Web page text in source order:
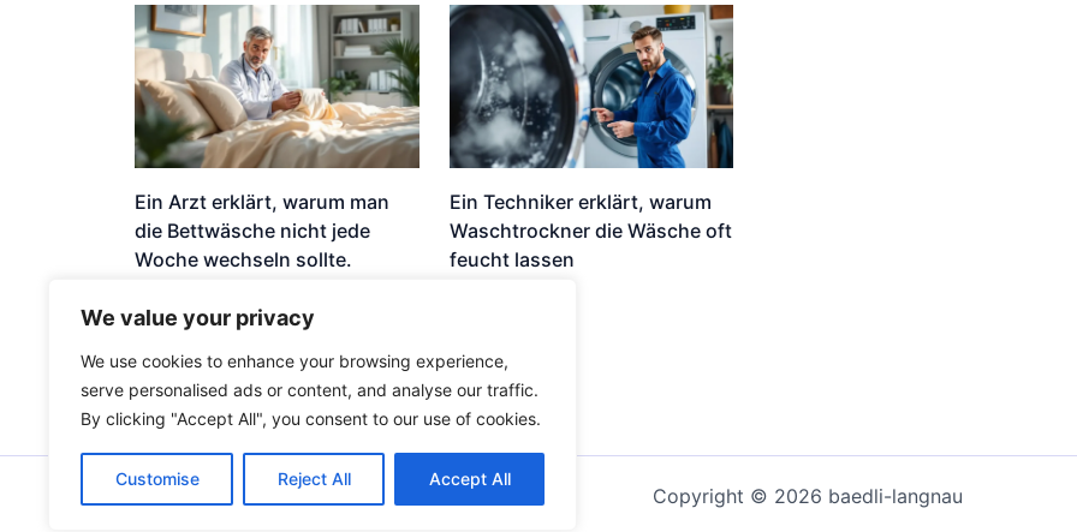
We value your privacy
We use cookies to enhance your browsing experience,
serve personalised ads or content, and analyse our traffic.
By clicking "Accept All", you consent to our use of cookies.
Customise Reject All Accept All
Ein Arzt erklärt, warum man
die Bettwäsche nicht jede
Woche wechseln sollte.
Ein Techniker erklärt, warum
Waschtrockner die Wäsche oft
feucht lassen
Copyright © 2026 baedli-langnau